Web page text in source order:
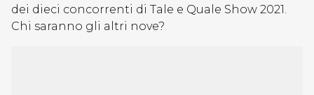
dei dieci concorrenti di Tale e Quale Show 2021.
Chi saranno gli altri nove?